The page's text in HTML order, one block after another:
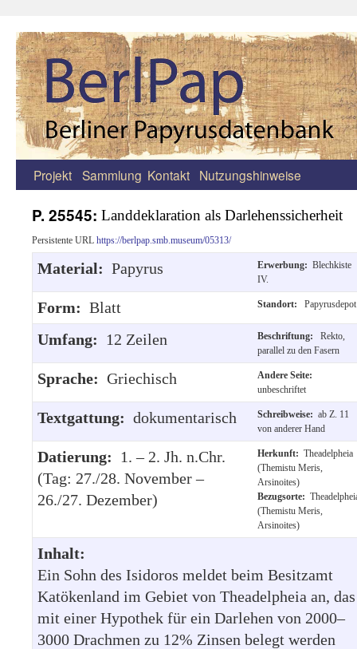
Zum
springen
Projekt Sammlung Kontakt Nutzungshinweise
P. 25545: Landdeklaration als Darlehenssicherheit
Persistente URL https://berlpap.smb.museum/05313/
Material: Papyrus Erwerbung: Blechkiste
IV.
Form: Blatt Standort: Papyrusdepot
Umfang: 12 Zeilen Beschriftung:
Rekto,
parallel zu den Fasern
Sprache: Griechisch
Andere Seite:
unbeschriftet
Textgattung: dokumentarisch Schreibweise: ab Z. 11
von anderer Hand
Datierung: 1. – 2. Jh. n.Chr.
(Tag: 27./28. November –
26./27. Dezember)
Herkunft: Theadelpheia
(Themistu Meris,
Arsinoites)
Bezugsorte:
(Themistu Meris,
Arsinoites)
Inhalt:
Ein Sohn des Isidoros meldet beim Besitzamt
Katökenland im Gebiet von Theadelpheia an, das
mit einer Hypothek für ein Darlehen von 2000–
3000 Drachmen zu 12% Zinsen belegt werden